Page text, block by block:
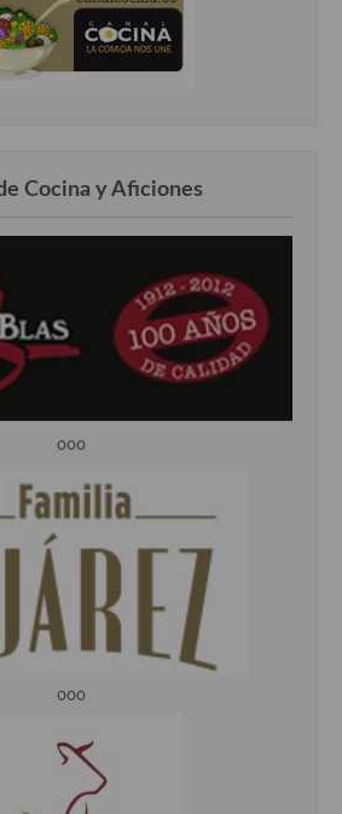
Cocina y Aficiones
ooo
ooo